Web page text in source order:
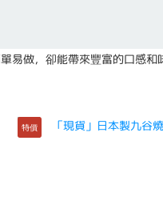
做，卻能帶來豐富的口感
特價